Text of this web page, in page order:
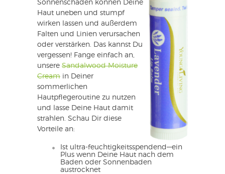
Sonnenschäden können Deine
Haut uneben und stumpf
wirken lassen und außerdem
Falten und Linien verursachen
oder verstärken. Das kannst Du
vergessen! Fange einfach an,
unsere Sandalwood Moisture
Cream in Deiner
sommerlichen
Hautpflegeroutine zu nutzen
und lasse Deine Haut damit
strahlen. Schau Dir diese
Vorteile an:
Ist ultra-feuchtigkeitsspendend—ein
Plus wenn Deine Haut nach dem
Baden oder Sonnenbaden
austrocknet